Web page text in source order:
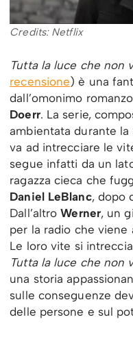
Credits: Netflix
Tutta la luce che non
recensione) è una
dall’omonimo
Doerr. La serie,
ambientata durante la
va ad intrecciare le
segue infatti da un
ragazza cieca che
Daniel LeBlanc, dopo
Dall’altroWerner, un
per la radio che viene
Le loro vite si
Tutta la luce che non
una storia
sulle conseguenze
delle persone e sul